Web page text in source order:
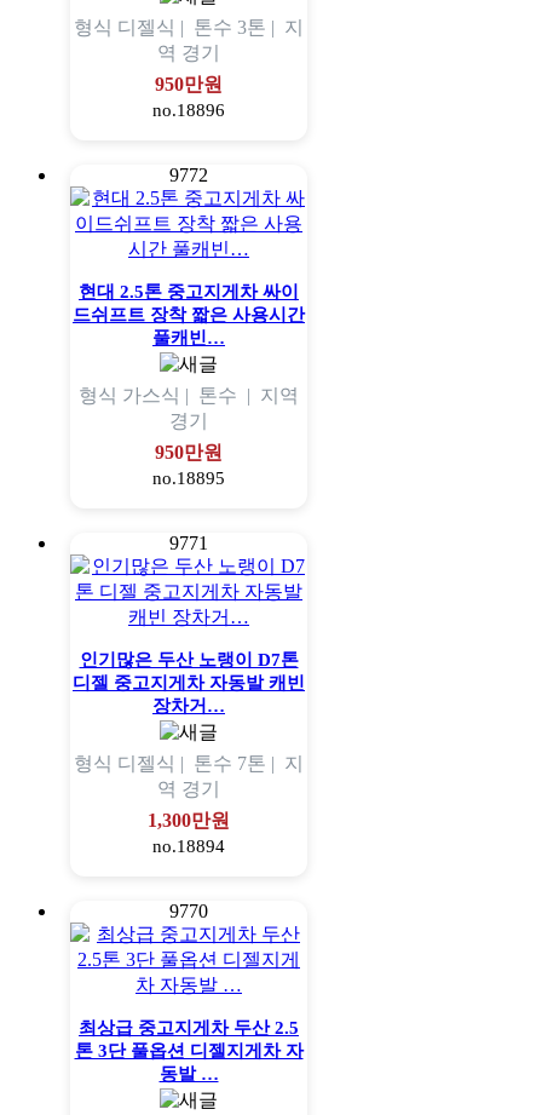
형식 디젤식 | 톤수 3톤 | 지
역 경기
950만원
no.18896
9772
현대 2.5톤 중고지게차 싸이
드쉬프트 장착 짧은 사용시간
풀캐빈…
형식 가스식 | 톤수 | 지역
경기
950만원
no.18895
9771
인기많은 두산 노랭이 D7톤
디젤 중고지게차 자동발 캐빈
장차거…
형식 디젤식 | 톤수 7톤 | 지
역 경기
1,300만원
no.18894
9770
최상급 중고지게차 두산 2.5
톤 3단 풀옵션 디젤지게차 자
동발 …